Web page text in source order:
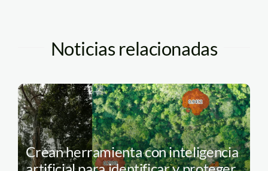
Noticias relacionadas
Crean herramienta con inteligencia